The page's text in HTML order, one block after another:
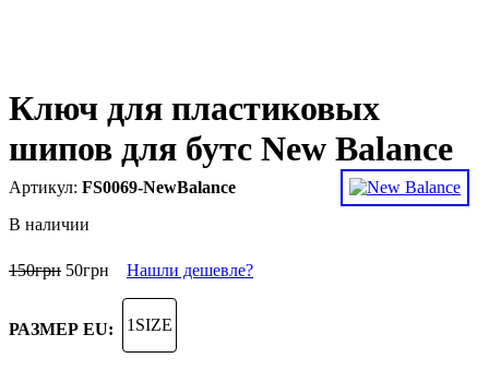
Ключ для пластиковых
шипов для бутс New Balance
FS0069-NewBalance
В наличии
150грн 50грн Нашли дешевле?
РАЗМЕР EU: 1SIZE